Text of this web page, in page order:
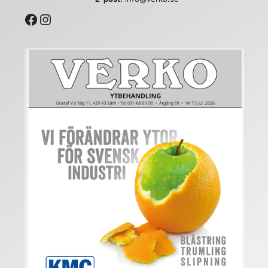
Facebook
Instagram